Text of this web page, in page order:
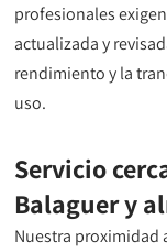
profesionales
actualizada y
rendimiento y la
uso.
Servicio
Balaguer y
Nuestra proximidad